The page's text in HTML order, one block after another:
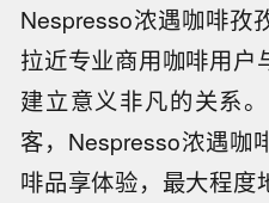
Nespresso浓遇咖啡孜
拉近专业商用咖啡用户
建立意义非凡的关系
客，Nespresso浓遇咖
啡品享体验，最大程度